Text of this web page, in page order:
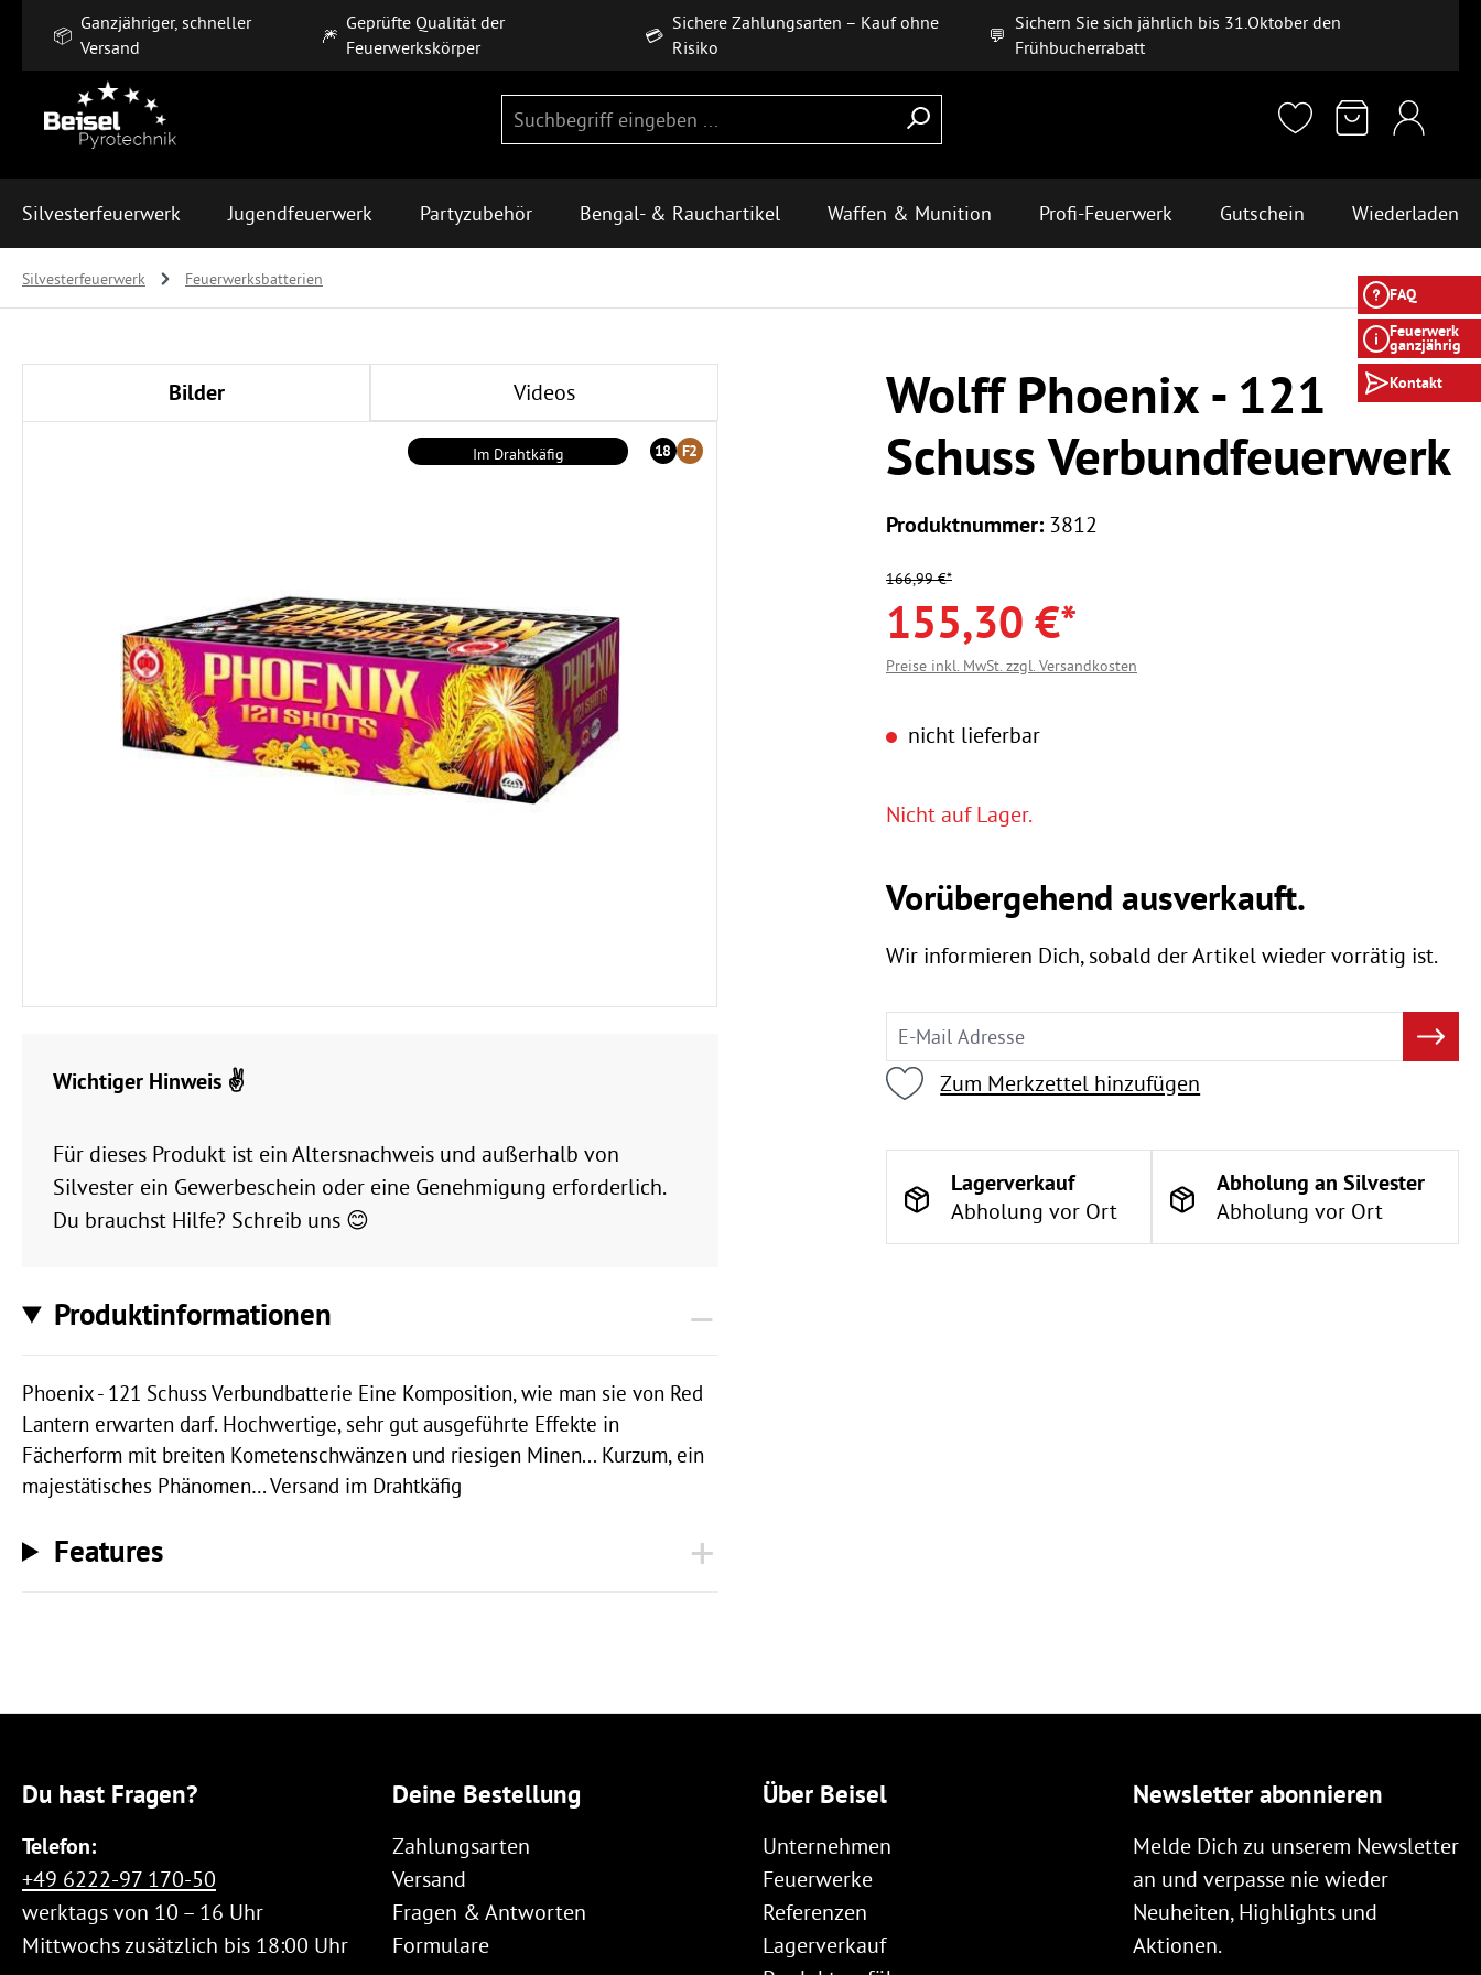
Hauptinhalt springen
Zur Suche springen
Zur Hauptnavigation springen
FAQ
Feuerwerk
ganzjährig
Kontakt
📦
Ganzjähriger, schneller
Versand
🎆
Geprüfte Qualität der
Feuerwerkskörper
💳
Sichere Zahlungsarten – Kauf ohne
Risiko
💬
Sichern Sie sich jährlich bis 31.Oktober den
Frühbucherrabatt
Silvesterfeuerwerk Jugendfeuerwerk Partyzubehör Bengal- & Rauchartikel Waffen & Munition Profi-Feuerwerk Gutschein Wiederladen
Silvesterfeuerwerk Feuerwerksbatterien
Bilder Videos
Im Drahtkäfig 18 F2
Wichtiger Hinweis ✌️
Für dieses Produkt ist ein Altersnachweis und außerhalb von
Silvester ein Gewerbeschein oder eine Genehmigung erforderlich.
Du brauchst Hilfe? Schreib uns 😊
Produktinformationen
Phoenix - 121 Schuss Verbundbatterie Eine Komposition, wie man sie von Red
Lantern erwarten darf. Hochwertige, sehr gut ausgeführte Effekte in
Fächerform mit breiten Kometenschwänzen und riesigen Minen... Kurzum, ein
majestätisches Phänomen… Versand im Drahtkäfig
Features
Wolff Phoenix - 121
Schuss Verbundfeuerwerk
Produktnummer: 3812
166,99 €*
155,30 €*
Preise inkl. MwSt. zzgl. Versandkosten
nicht lieferbar
Nicht auf Lager.
Vorübergehend ausverkauft.
Wir informieren Dich, sobald der Artikel wieder vorrätig ist.
Zum Merkzettel hinzufügen
Lagerverkauf
Abholung vor Ort
Abholung an Silvester
Abholung vor Ort
Du hast Fragen?
Telefon:
+49 6222-97 170-50
werktags von 10 – 16 Uhr
Mittwochs zusätzlich bis 18:00 Uhr
Deine Bestellung
Zahlungsarten
Versand
Fragen & Antworten
Formulare
Über Beisel
Unternehmen
Feuerwerke
Referenzen
Lagerverkauf
Newsletter abonnieren
Melde Dich zu unserem Newsletter
an und verpasse nie wieder
Neuheiten, Highlights und
Aktionen.